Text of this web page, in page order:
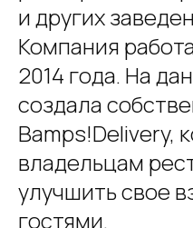
и других
Компания
2014 года. На
создала
Bamps!Delivery,
владельцам
улучшить свое
гостями.